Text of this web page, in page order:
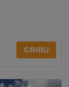
GRIBU